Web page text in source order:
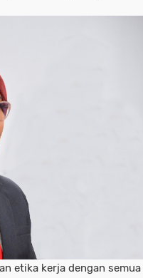
etika kerja dengan semua